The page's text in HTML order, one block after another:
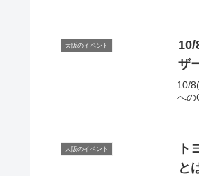
大阪のイベント
10/
ザ
10/
への
大阪のイベント
ト
と